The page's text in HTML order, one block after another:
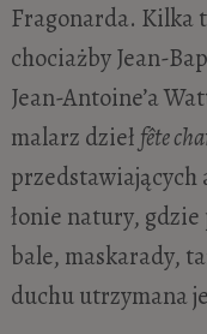
Fragonarda. Kilka
chociażby Jean-
Jean-Antoine’a
malarz dzieł fête
przedstawiających
łonie natury,
bale, maskarady,
duchu utrzymana